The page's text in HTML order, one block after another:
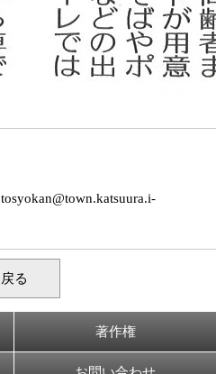
tosyokan@town.katsuura.i-
戻る
著作権